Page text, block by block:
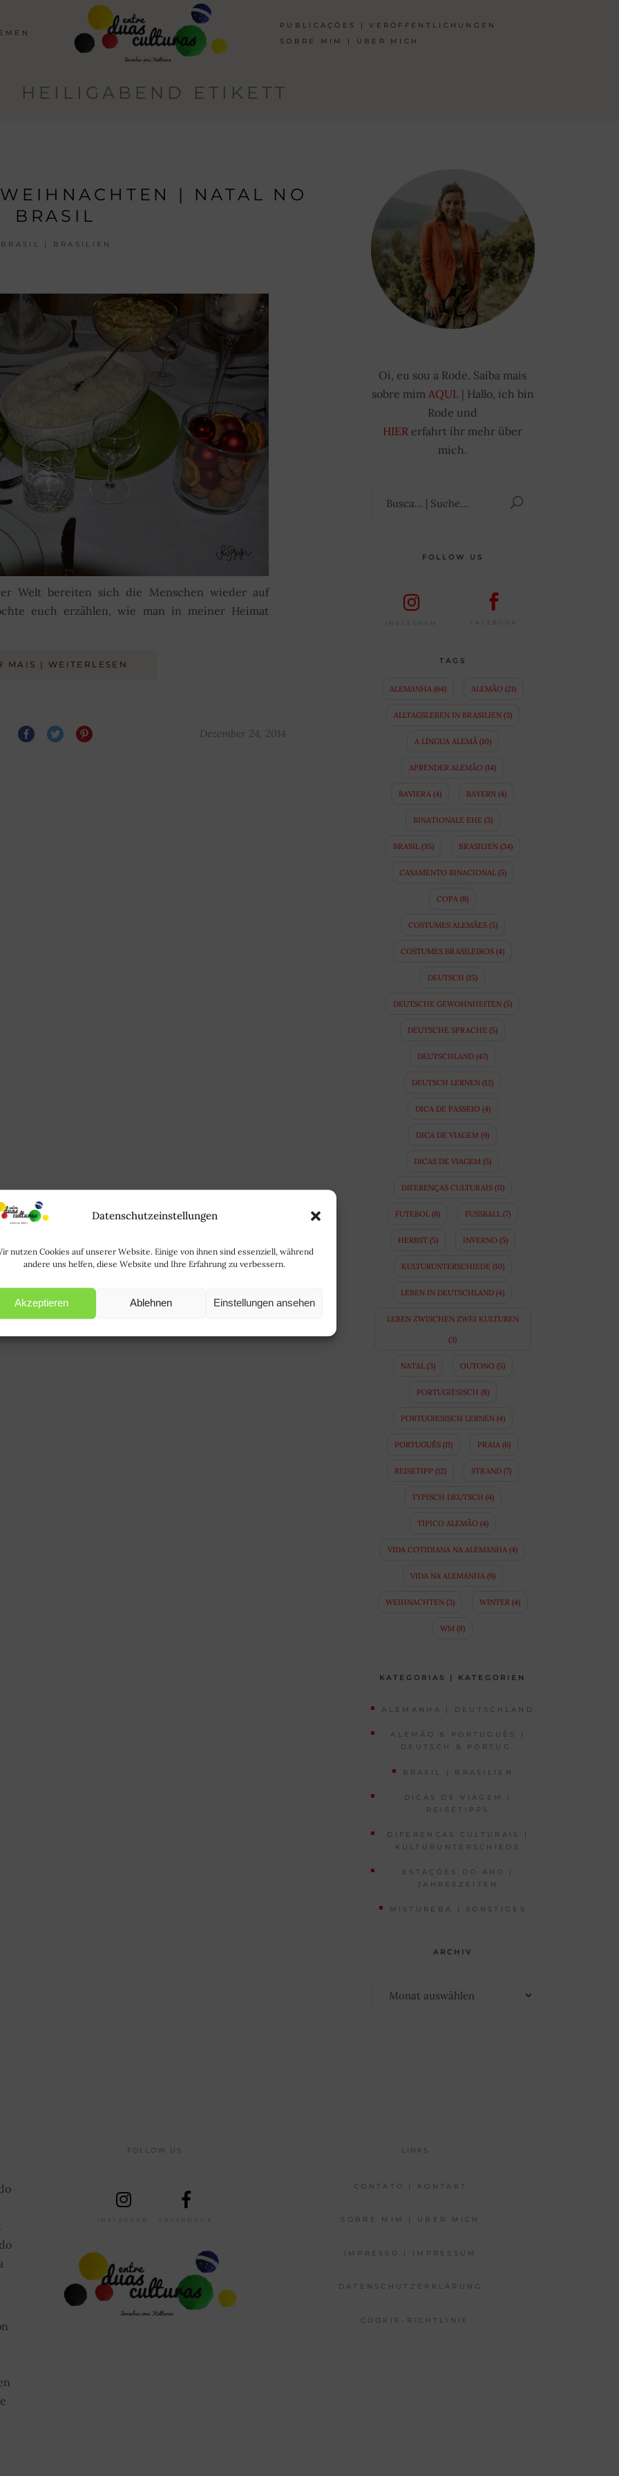
Datenschutzeinstellungen
nutzen Cookies auf unserer Website. Einige von ihnen sind essenziell, während
andere uns helfen, diese Website und Ihre Erfahrung zu verbessern.
Akzeptieren Ablehnen Einstellungen ansehen
PUBLICAÇÕES | VERÖFFENTLICHUNGEN
SOBRE MIM | ÜBER MICH
HEILIGABEND ETIKETT
| NATAL NO
BRASIL
BRASIL | BRASILIEN
Welt bereiten sich die Menschen wieder auf
euch erzählen, wie man in meiner Heimat
MAIS | WEITERLESEN
Dezember 24, 2014
Oi, eu sou a Rode. Saiba mais
sobre mim AQUI. | Hallo, ich bin
Rode und
HIER erfahrt ihr mehr über
mich.
FOLLOW US
INSTAGRAM FACEBOOK
TAGS
ALEMANHA (64) ALEMÃO (21)
ALLTAGSLEBEN IN BRASILIEN(3)
A LÍNGUA ALEMÃ (10)
APRENDER ALEMÃO (14)
BAVIERA (4) BAYERN (4)
BINATIONALE EHE(3)
BRASIL(35) BRASILIEN(34)
CASAMENTO BINACIONAL(5)
COPA (8)
COSTUMES ALEMÃES(5)
COSTUMES BRASILEIROS (4)
DEUTSCH (15)
DEUTSCHE GEWOHNHEITEN (5)
DEUTSCHE SPRACHE (5)
DEUTSCHLAND (47)
DEUTSCH LERNEN (12)
DICA DE PASSEIO (4)
DICA DE VIAGEM (9)
DICAS DE VIAGEM (5)
DIFERENÇAS CULTURAIS(11)
FUTEBOL(8) FUSSBALL (7)
HERBST(5) INVERNO (5)
KULTURUNTERSCHIEDE(10)
LEBEN IN DEUTSCHLAND (4)
LEBEN ZWISCHEN ZWEI KULTUREN
(3)
NATAL(3) OUTONO (5)
PORTUGIESISCH (8)
PORTUGIESISCH LERNEN(4)
PORTUGUÊS (11) PRAIA (6)
REISETIPP(12) STRAND(7)
TYPISCH DEUTSCH (4)
TÍPICO ALEMÃO (4)
VIDA COTIDIANA NA ALEMANHA (4)
VIDA NA ALEMANHA (9)
WEIHNACHTEN(3) WINTER (4)
WM (8)
KATEGORIAS | KATEGORIEN
ALEMANHA | DEUTSCHLAND
ALEMÃO & PORTUGUÊS |
DEUTSCH & PORTUG.
BRASIL | BRASILIEN
DICAS DE VIAGEM |
REISETIPPS
DIFERENÇAS CULTURAIS |
KULTURUNTERSCHIEDE
ESTAÇÕES DO ANO |
JAHRESZEITEN
MISTUREBA | SONSTIGES
ARCHIV
FOLLOW US
INSTAGRAM FACEBOOOK
LINKS
CONTATO | KONTAKT
SOBRE MIM | ÜBER MICH
IMPRESSO | IMPRESSUM
DATENSCHUTZERKLÄRUNG
COOKIE-RICHTLINIE